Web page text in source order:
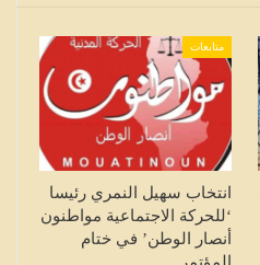
متابعات
انتخاب سهيل النمري رئيسا
‘للحركة الاجتماعية مواطنون
أنصار الوطن’ في ختام